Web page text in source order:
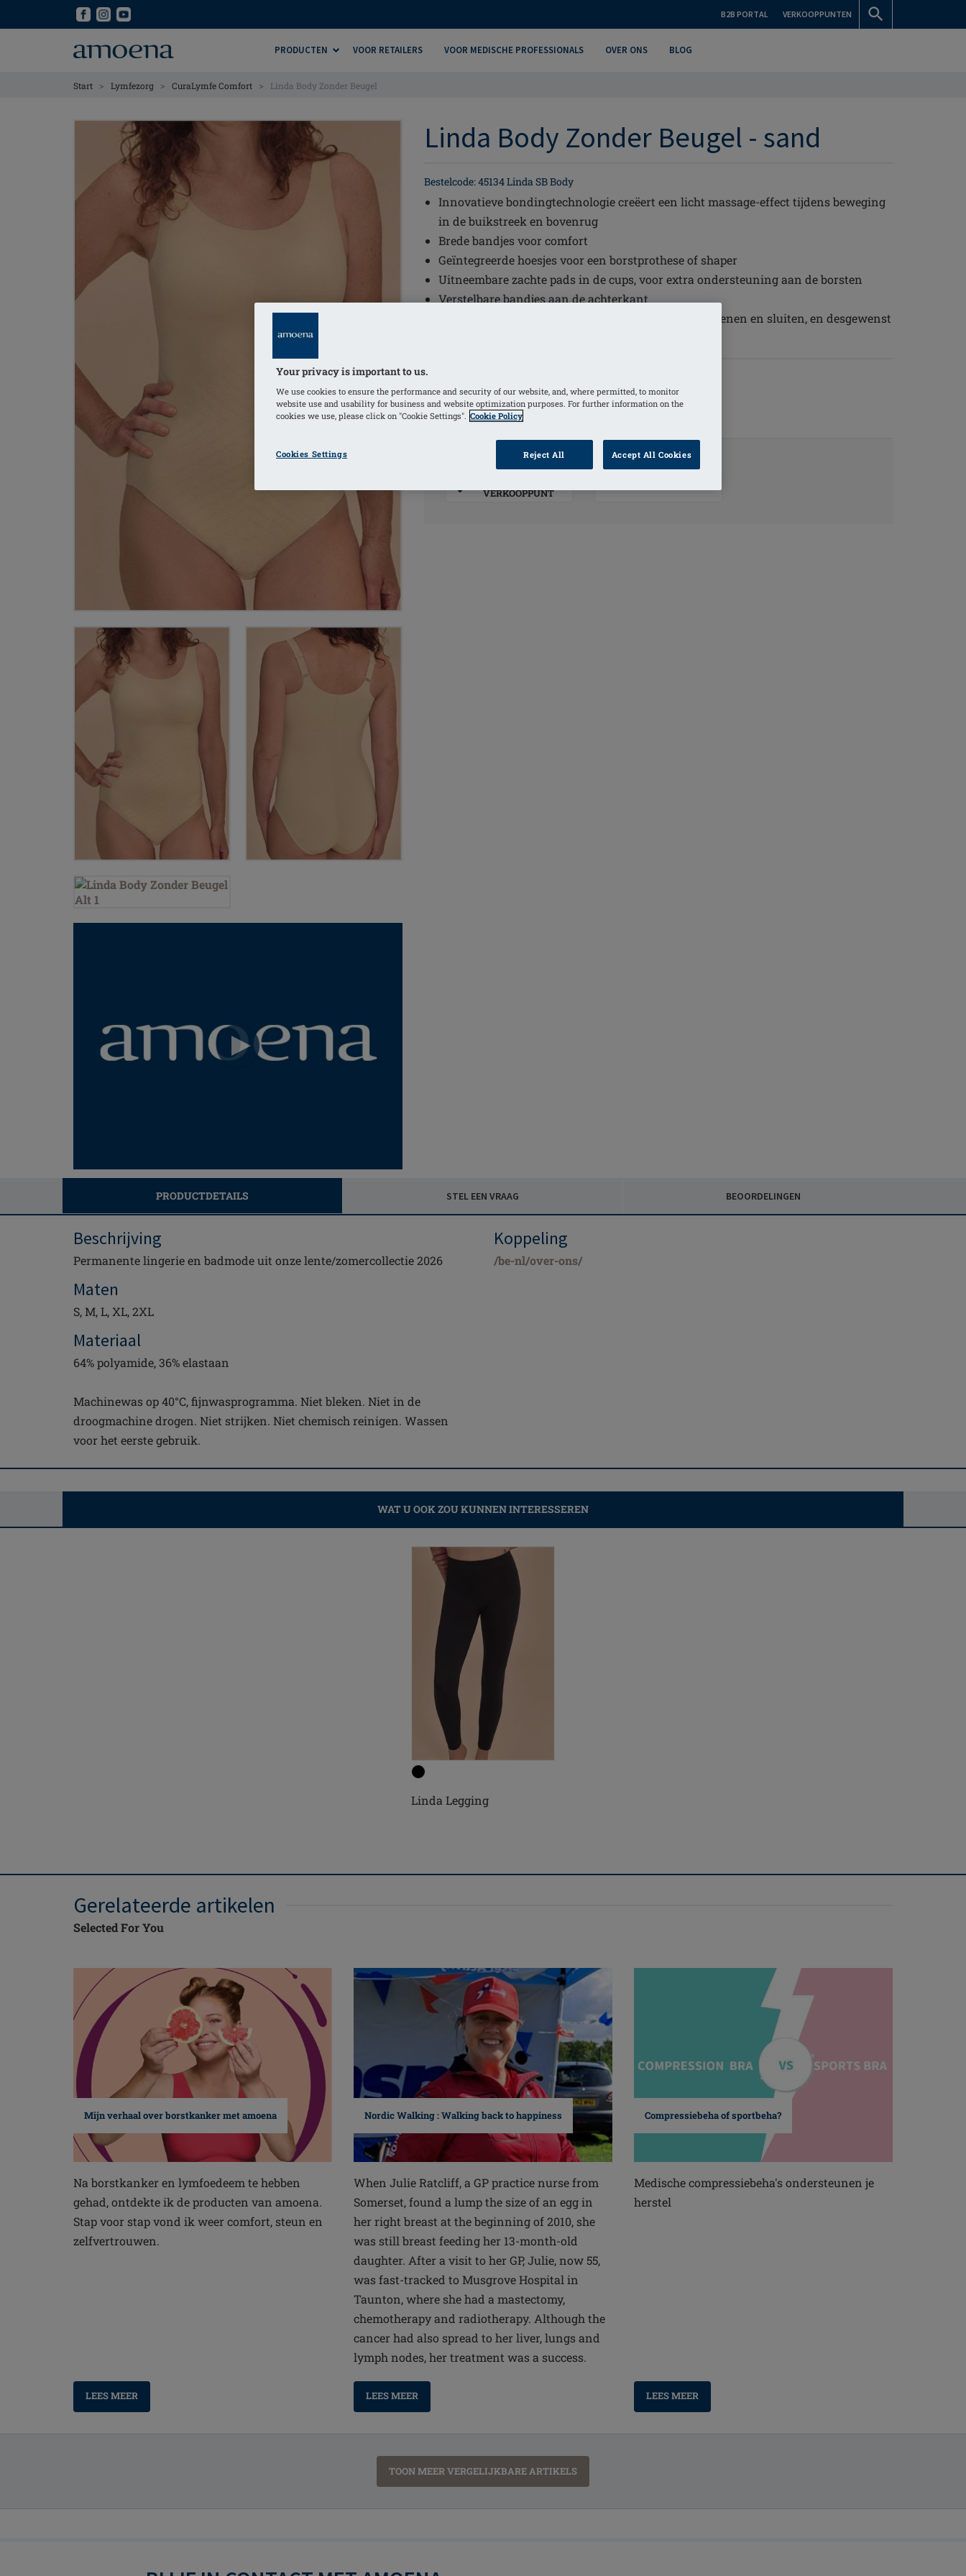
B2B PORTAL VERKOOPPUNTEN
PRODUCTEN VOOR RETAILERS VOOR MEDISCHE PROFESSIONALS OVER ONS BLOG
Start > Lymfezorg > CuraLymfe Comfort > Linda Body Zonder Beugel
Linda Body Zonder Beugel - sand
Bestelcode: 45134 Linda SB Body
Innovatieve bondingtechnologie creëert een licht massage-effect tijdens beweging
in de buikstreek en bovenrug
Brede bandjes voor comfort
Geïntegreerde hoesjes voor een borstprothese of shaper
Uitneembare zachte pads in de cups, voor extra ondersteuning aan de borsten
Verstelbare bandjes aan de achterkant
Platte sluiting in het kruisgedeelte om de body te openen en sluiten, en desgewenst
KLEUREN
Sand(Geselecteerd) Black
VERKOOPPUNT
PRODUCTDETAILS STEL EEN VRAAG BEOORDELINGEN
Beschrijving
Permanente lingerie en badmode uit onze lente/zomercollectie 2026
Maten
S, M, L, XL, 2XL
Materiaal
64% polyamide, 36% elastaan
Machinewas op 40°C, fijnwasprogramma. Niet bleken. Niet in de
droogmachine drogen. Niet strijken. Niet chemisch reinigen. Wassen
voor het eerste gebruik.
Koppeling
/be-nl/over-ons/
WAT U OOK ZOU KUNNEN INTERESSEREN
Linda Legging
Gerelateerde artikelen
Selected For You
Mijn verhaal over borstkanker met amoena
Na borstkanker en lymfoedeem te hebben
gehad, ontdekte ik de producten van amoena.
Stap voor stap vond ik weer comfort, steun en
zelfvertrouwen.
LEES MEER
Nordic Walking : Walking back to happiness
When Julie Ratcliff, a GP practice nurse from
Somerset, found a lump the size of an egg in
her right breast at the beginning of 2010, she
was still breast feeding her 13-month-old
daughter. After a visit to her GP, Julie, now 55,
was fast-tracked to Musgrove Hospital in
Taunton, where she had a mastectomy,
chemotherapy and radiotherapy. Although the
cancer had also spread to her liver, lungs and
lymph nodes, her treatment was a success.
LEES MEER
Compressiebeha of sportbeha?
Medische compressiebeha's ondersteunen je
herstel
LEES MEER
TOON MEER VERGELIJKBARE ARTIKELS
Your privacy is important to us.
We use cookies to ensure the performance and security of our website, and, where permitted, to monitor
website use and usability for business and website optimization purposes. For further information on the
cookies we use, please click on "Cookie Settings". Cookie Policy
Cookies Settings Reject All Accept All Cookies